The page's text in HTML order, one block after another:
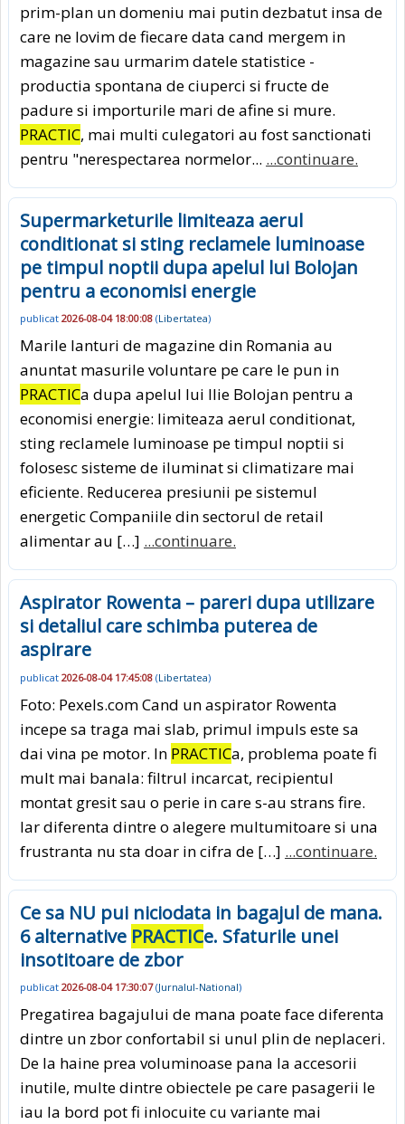
prim-plan un domeniu mai putin dezbatut insa de
care ne lovim de fiecare data cand mergem in
magazine sau urmarim datele statistice -
productia spontana de ciuperci si fructe de
padure si importurile mari de afine si mure.
PRACTIC, mai multi culegatori au fost sanctionati
pentru "nerespectarea normelor... ...continuare.
Supermarketurile limiteaza aerul
conditionat si sting reclamele luminoase
pe timpul noptii dupa apelul lui Bolojan
pentru a economisi energie
publicat 2026-08-04 18:00:08 (Libertatea)
Marile lanturi de magazine din Romania au
anuntat masurile voluntare pe care le pun in
PRACTICa dupa apelul lui Ilie Bolojan pentru a
economisi energie: limiteaza aerul conditionat,
sting reclamele luminoase pe timpul noptii si
folosesc sisteme de iluminat si climatizare mai
eficiente. Reducerea presiunii pe sistemul
energetic Companiile din sectorul de retail
alimentar au […] ...continuare.
Aspirator Rowenta – pareri dupa utilizare
si detaliul care schimba puterea de
aspirare
publicat 2026-08-04 17:45:08 (Libertatea)
Foto: Pexels.com Cand un aspirator Rowenta
incepe sa traga mai slab, primul impuls este sa
dai vina pe motor. In PRACTICa, problema poate fi
mult mai banala: filtrul incarcat, recipientul
montat gresit sau o perie in care s-au strans fire.
Iar diferenta dintre o alegere multumitoare si una
frustranta nu sta doar in cifra de […] ...continuare.
Ce sa NU pui niciodata in bagajul de mana.
6 alternative PRACTICe. Sfaturile unei
insotitoare de zbor
publicat 2026-08-04 17:30:07(Jurnalul-National)
Pregatirea bagajului de mana poate face diferenta
dintre un zbor confortabil si unul plin de neplaceri.
De la haine prea voluminoase pana la accesorii
inutile, multe dintre obiectele pe care pasagerii le
iau la bord pot fi inlocuite cu variante mai